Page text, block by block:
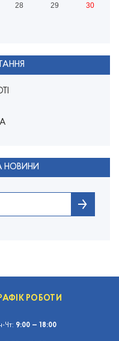
28 29 30
НОВИНИ
РОБОТИ
Чт: 9:00 — 18:00